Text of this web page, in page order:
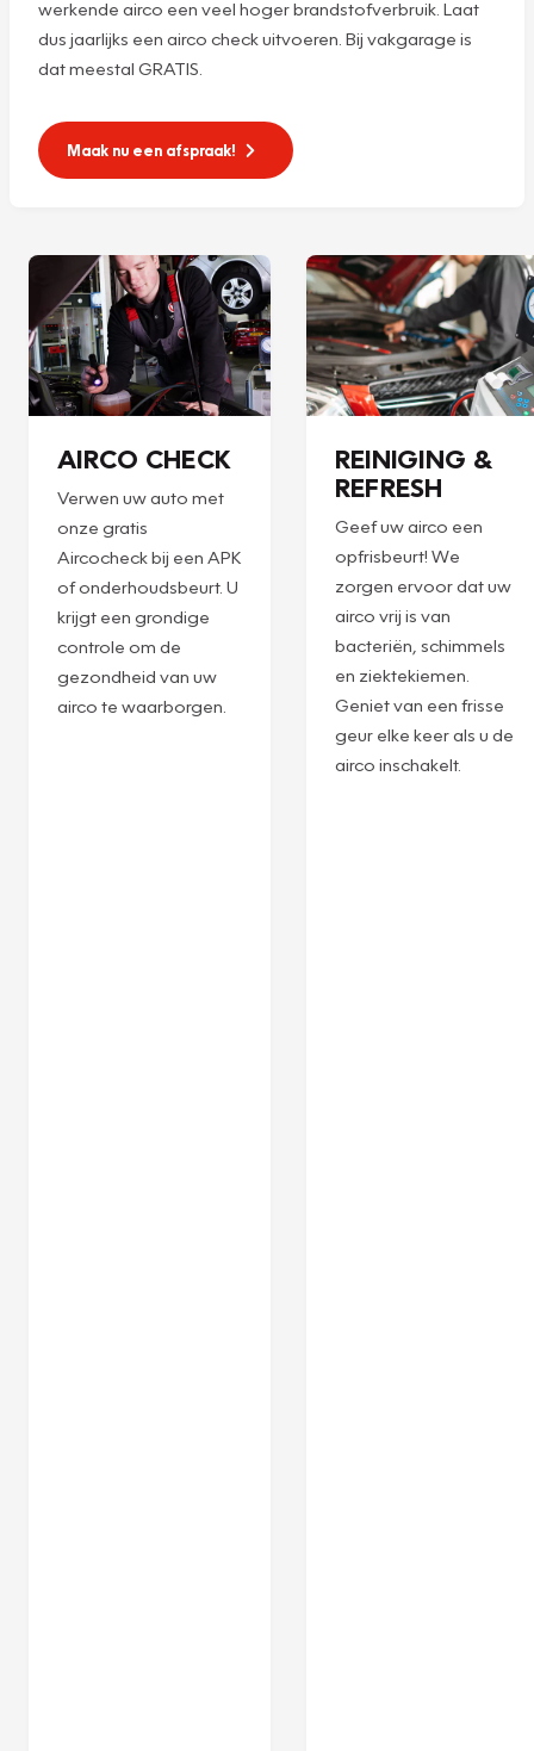
werkende airco een veel hoger brandstofverbruik. Laat
dus jaarlijks een airco check uitvoeren. Bij vakgarage is
dat meestal GRATIS.
Maak nu een afspraak!
AIRCO CHECK
Verwen uw auto met
onze gratis
Aircocheck bij een APK
of onderhoudsbeurt. U
krijgt een grondige
controle om de
gezondheid van uw
airco te waarborgen.
REINIGING &
REFRESH
Geef uw airco een
opfrisbeurt! We
zorgen ervoor dat uw
airco vrij is van
bacteriën, schimmels
en ziektekiemen.
Geniet van een frisse
geur elke keer als u de
airco inschakelt.